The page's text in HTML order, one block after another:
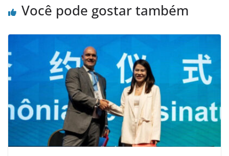
Você pode gostar também